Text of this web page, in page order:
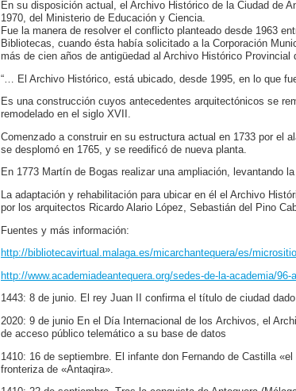
En su disposición actual, el Archivo Histórico de la Ciudad de
1970, del Ministerio de Educación y Ciencia.
Fue la manera de resolver el conflicto planteado desde 1963
Bibliotecas, cuando ésta había solicitado a la Corporación
más de cien años de antigüedad al Archivo Histórico Provincial
“… El Archivo Histórico, está ubicado, desde 1995, en lo que
Es una construcción cuyos antecedentes arquitectónicos se
remodelado en el siglo XVII.
Comenzado a construir en su estructura actual en 1733 por el
se desplomó en 1765, y se reedificó de nueva planta.
En 1773 Martín de Bogas realizar una ampliación, levantando
La adaptación y rehabilitación para ubicar en él el Archivo
por los arquitectos Ricardo Alario López, Sebastián del Pino
Fuentes y más información:
http://bibliotecavirtual.malaga.es/micarchantequera/es/
http://www.academiadeantequera.org/sedes-de-la-academia/
1443: 8 de junio. El rey Juan II confirma el título de ciudad
2020: 9 de junio En el Día Internacional de los Archivos, el
de acceso público telemático a su base de datos
1410: 16 de septiembre. El infante don Fernando de Castilla
fronteriza de «Antaqira».